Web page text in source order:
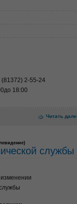
2-55-24
18:00
Читать
)
службы